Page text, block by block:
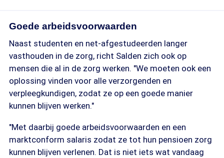
Goede arbeidsvoorwaarden
Naast studenten en net-afgestudeerden langer
vasthouden in de zorg, richt Salden zich ook op
mensen die al in de zorg werken. "We moeten ook een
oplossing vinden voor alle verzorgenden en
verpleegkundigen, zodat ze op een goede manier
kunnen blijven werken."
"Met daarbij goede arbeidsvoorwaarden en een
marktconform salaris zodat ze tot hun pensioen zorg
kunnen blijven verlenen. Dat is niet iets wat vandaag